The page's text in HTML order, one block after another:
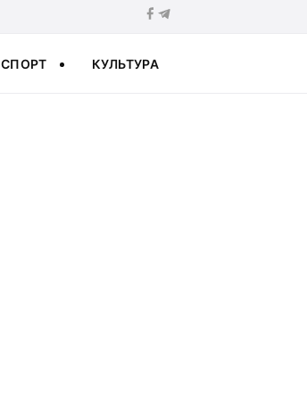
СПОРТ КУЛЬТУРА